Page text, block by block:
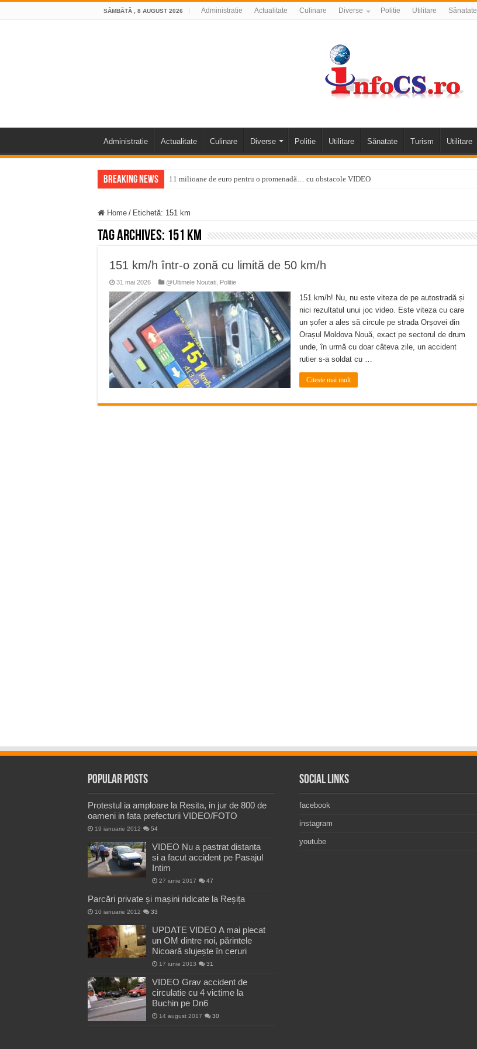
SÂMBĂTĂ , 8 AUGUST 2026 Administratie Actualitate Culinare Diverse Politie Utilitare Sănatate
Administratie Actualitate Culinare Diverse Politie Utilitare Sănatate Turism Utilitare
Breaking News 11 milioane de euro pentru o promenadă… cu obstacole VIDEO
Întreruperi temporare ale furnizării apei potabile în Bocșa Română, în data de 6 august 2026
ANUNŢ OPRIRE ANUNŢ OPRIRE APĂ în ORAVIȚA – 05.08.2026 – avarie
Miresme de lavandă, mentă și flori de vară și râsete de copii la Carașova VIDEO
ANUNȚ OPRIRE APĂ în Reșița – avarie – 04.08.2026 – str. Văliugului și Plastomet
ANUNŢ OPRIRE APĂ în CARANSEBEȘ – 04.08.2026 – avarie – Calea Severinului
ANUNŢ OPRIRE APĂ în CARANSEBEȘ avarie
Home / Etichetă: 151 km
Tag Archives: 151 km
151 km/h într-o zonă cu limită de 50 km/h
31 mai 2026 @Ultimele Noutati Politie
151 km/h! Nu, nu este viteza de pe autostradă și
nici rezultatul unui joc video. Este viteza cu care
un șofer a ales să circule pe strada Orșovei din
Orașul Moldova Nouă, exact pe sectorul de drum
unde, în urmă cu doar câteva zile, un accident
rutier s-a soldat cu …
Citeste mai mult
Popular Posts
Protestul ia amploare la Resita, in jur de 800 de
oameni in fata prefecturii VIDEO/FOTO
19 ianuarie 2012 54
VIDEO Nu a pastrat distanta
si a facut accident pe Pasajul
Intim
27 iunie 2017 47
Parcări private și mașini ridicate la Reșița
10 ianuarie 2012 33
UPDATE VIDEO A mai plecat
un OM dintre noi, părintele
Nicoară slujește în ceruri
17 iunie 2013 31
VIDEO Grav accident de
circulatie cu 4 victime la
Buchin pe Dn6
14 august 2017 30
Social Links
facebook
instagram
youtube